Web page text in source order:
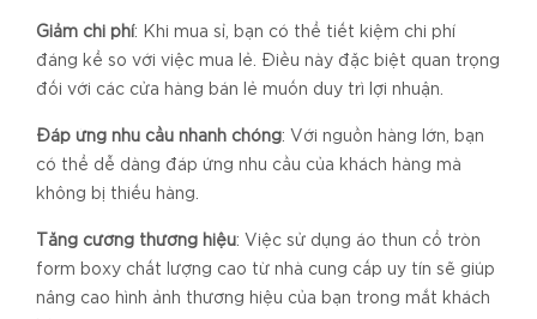
Giảm chi phí : Khi mua sỉ, bạn có thể tiết kiệm chi phí
đáng kể so với việc mua lẻ. Điều này đặc biệt quan trọng
đối với các cửa hàng bán lẻ muốn duy trì lợi nhuận.
Đáp ứng nhu cầu nhanh chóng: Với nguồn hàng lớn, bạn
có thể dễ dàng đáp ứng nhu cầu của khách hàng mà
không bị thiếu hàng.
Tăng cường thương hiệu: Việc sử dụng áo thun cổ tròn
form boxy chất lượng cao từ nhà cung cấp uy tín sẽ giúp
nâng cao hình ảnh thương hiệu của bạn trong mắt khách